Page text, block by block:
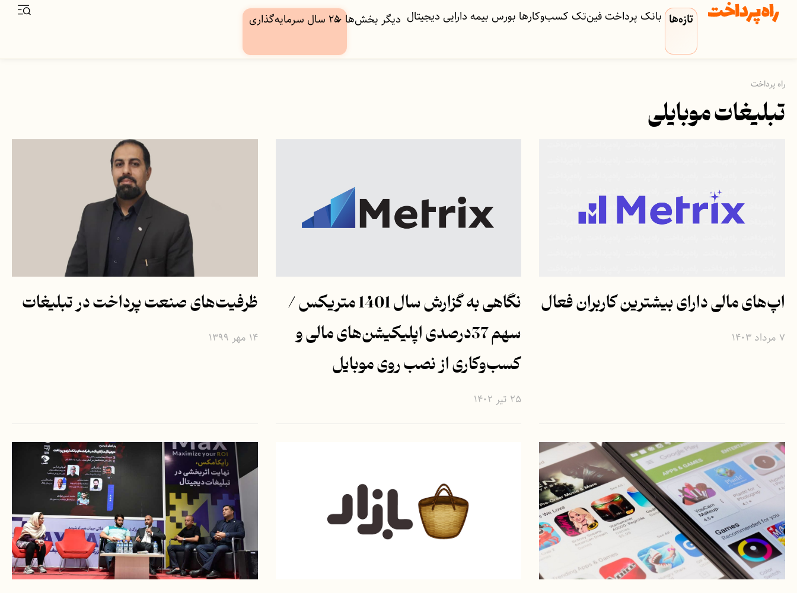
تازه‌ها بانک پرداختفین‌تک کسب‌وکار‌ها بورس بیمهدارایی دیجیتال دیگر بخش‌ها ۲۵ سال سرمایه‌گذاری
راه پرداخت
تبلیغات موبایلی
اپ‌های مالی دارای بیشترین کاربران فعال
۷ مرداد ۱۴۰۳
نگاهی به گزارش سال 1401 متریکس /
سهم 37درصدی اپلیکیشن‌های مالی و
کسب‌وکاری از نصب روی موبایل
۲۵ تیر ۱۴۰۲
ظرفیت‌های صنعت پرداخت در تبلیغات
۱۴ مهر ۱۳۹۹